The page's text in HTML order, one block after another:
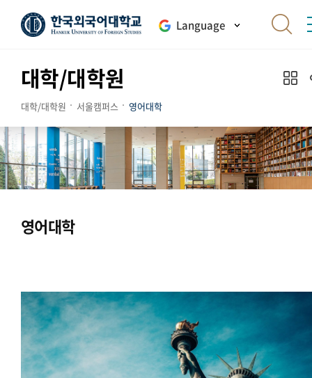
Language
대학/대학원
대학/대학원 서울캠퍼스 영어대학
영어대학